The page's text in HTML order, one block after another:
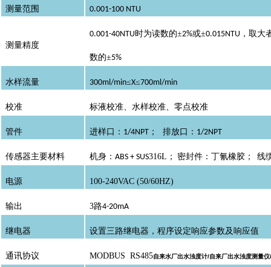
测量范围 0.001-100 NTU
测量精度
0.001-40NTU时为读数的±2%或±0.015NTU ，取大
数的±5%
水样流量 300ml/min≤X≤700ml/min
校准 标液校准、水样校准、零点校准
管件 进样口： 1/4NPT ； 排放口： 1/2NPT
传感器主要材料 机身： ABS + SUS316L ； 密封件：丁氰橡胶； 线
电源 100-240VAC (50/60HZ)
输出 3路4-20mA
继电器 设置三路继电器，程序设定响应参数及响应值
通讯协议 MODBUS RS485自来水厂出水浊度计/自来厂出水浊度测量